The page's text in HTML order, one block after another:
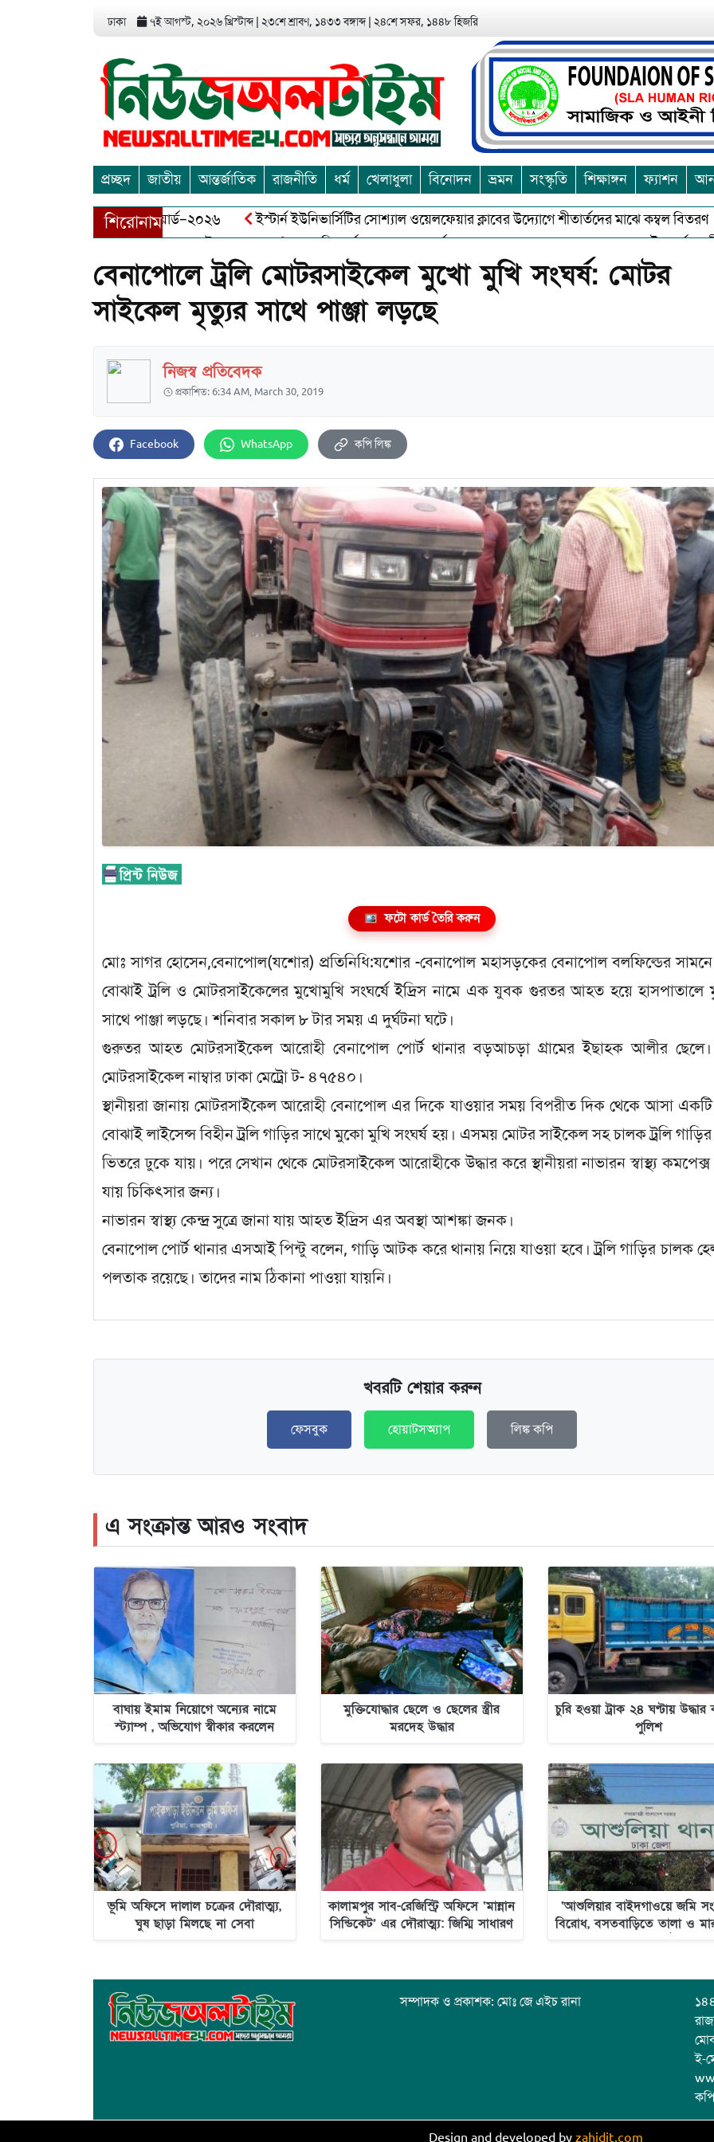
ঢাকা ৭ই আগস্ট, ২০২৬ খ্রিস্টাব্দ ২৩শে শ্রাবণ, ১৪৩৩ বঙ্গাব্দ ২৪শে সফর, ১৪৪৮ হিজরি
প্রচ্ছদ জাতীয় আন্তর্জাতিক রাজনীতি ধর্ম খেলাধুলা বিনোদন ভ্রমন সংস্কৃতি শিক্ষাঙ্গন ফ্যাশন
শিরোনাম
এন্ট্রাপ্রেনিয়র অ্যাওয়ার্ড–২০২৬ ইস্টার্ন ইউনিভার্সিটির সোশ্যাল ওয়েলফেয়ার ক্লাবের উদ্যোগে শীতার্তদের মাঝে কম্বল বিতরণ
মুক্তিযোদ্ধা আব্দুল খালেক এর ইন্তেকাল
আত্মশুদ্ধি অর্জন ও অশুভকে বর্জন করে সত্য,সুন্দরকে বরনে কলাপাড়ায় বৌদ্ধ ধর্মাবলম্বীদের
বেনাপোলে ট্রলি মোটরসাইকেল মুখো মুখি সংঘর্ষ: মোটর
সাইকেল মৃত্যুর সাথে পাঞ্জা লড়ছে
নিজস্ব প্রতিবেদক
প্রকাশিত: 6:34 AM, March 30, 2019
Facebook WhatsApp কপি লিঙ্ক
ফটো কার্ড তৈরি করুন
মোঃ সাগর হোসেন,বেনাপোল(যশোর) প্রতিনিধি:যশোর -বেনাপোল মহাসড়কের বেনাপোল বলফিল্ডের সামনে
বোঝাই ট্রলি ও মোটরসাইকেলের মুখোমুখি সংঘর্ষে ইদ্রিস নামে এক যুবক গুরতর আহত হয়ে হাসপাতালে
সাথে পাঞ্জা লড়ছে। শনিবার সকাল ৮ টার সময় এ দুর্ঘটনা ঘটে।
গুরুতর আহত মোটরসাইকেল আরোহী বেনাপোল পোর্ট থানার বড়আচড়া গ্রামের ইছাহক আলীর
মোটরসাইকেল নাম্বার ঢাকা মেট্রো ট- ৪৭৫৪০।
স্থানীয়রা জানায় মোটরসাইকেল আরোহী বেনাপোল এর দিকে যাওয়ার সময় বিপরীত দিক থেকে আসা একটি
বোঝাই লাইসেন্স বিহীন ট্রলি গাড়ির সাথে মুকো মুখি সংঘর্ষ হয়। এসময় মোটর সাইকেল সহ চালক ট্রলি গাড়ির
ভিতরে ঢুকে যায়। পরে সেখান থেকে মোটরসাইকেল আরোহীকে উদ্ধার করে স্থানীয়রা নাভারন স্বাস্থ্য কমপেক্স
যায় চিকিৎসার জন্য।
নাভারন স্বাস্থ্য কেন্দ্র সুত্রে জানা যায় আহত ইদ্রিস এর অবস্থা আশঙ্কা জনক।
বেনাপোল পোর্ট থানার এসআই পিন্টু বলেন, গাড়ি আটক করে থানায় নিয়ে যাওয়া হবে। ট্রলি গাড়ির চালক
পলতাক রয়েছে। তাদের নাম ঠিকানা পাওয়া যায়নি।
খবরটি শেয়ার করুন
ফেসবুক হোয়াটসঅ্যাপ লিঙ্ক কপি
এ সংক্রান্ত আরও সংবাদ
বাঘায় ইমাম নিয়োগে অন্যের নামে
স্ট্যাম্প , অভিযোগ স্বীকার করলেন
মুক্তিযোদ্ধার ছেলে ও ছেলের স্ত্রীর
মরদেহ উদ্ধার
চুরি হওয়া ট্রাক ২৪ ঘণ্টায়
পুলিশ
ভূমি অফিসে দালাল চক্রের দৌরাত্ম্য,
ঘুষ ছাড়া মিলছে না সেবা
কালামপুর সাব-রেজিস্ট্রি অফিসে ‘মান্নান
সিন্ডিকেট’ এর দৌরাত্ম্য: জিম্মি সাধারণ
‘আশুলিয়ার বাইদগাওয়ে জমি
বিরোধ, বসতবাড়িতে তালা ও
সম্পাদক ও প্রকাশক: মোঃ জে এইচ রানা
ই-
Design and developed by zahidit.com